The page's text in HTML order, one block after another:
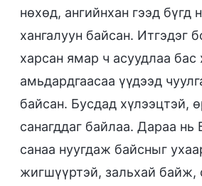
нөхөд, ангийнхан гээд бүгд
хангалуун байсан. Итгэдэг
харсан ямар ч асуудлаа
амьдардгаасаа үүдээд
байсан. Бусдад хүлээцтэй,
санагддаг байлаа. Дараа
санаа нуугдаж байсныг
жигшүүртэй, зальхай байж,